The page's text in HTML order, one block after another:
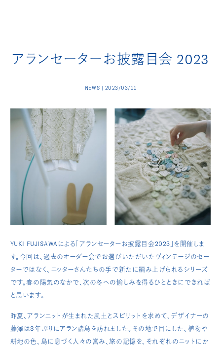
アランセーターお披露目会 2023
NEWS | 2023/03/11
YUKI FUJISAWAによる「アランセーターお披露目会2023」を開催しま
す。今回は、過去のオーダー会でお選びいただいたヴィンテージのセー
ターではなく、ニッターさんたちの手で新たに編み上げられるシリーズ
です。春の陽気のなかで、次の冬への愉しみを得るひとときにできれば
と思います。
昨夏、アランニットが生まれた風土とスピリットを求めて、デザイナーの
藤澤は8年ぶりにアラン諸島を訪れました。その地で目にした、植物や
耕地の色、島に息づく人々の営み、旅の記憶を、それぞれのニットにか